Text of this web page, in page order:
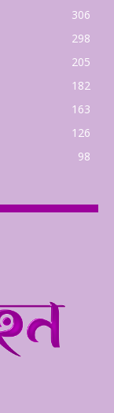
306
298
205
182
163
126
98